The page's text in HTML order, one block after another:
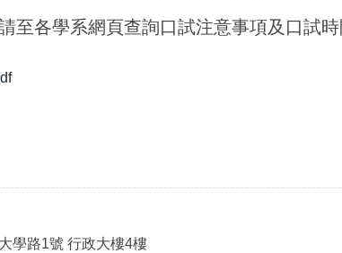
至各學系網頁查詢口試注意事項及口試時
學路1號 行政大樓4樓